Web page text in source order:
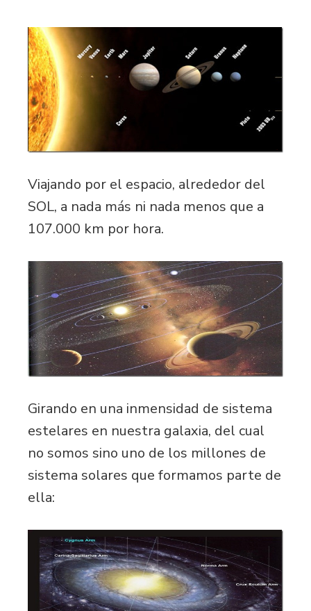
Viajando por el espacio, alrededor del
SOL, a nada más ni nada menos que a
107.000 km por hora.
Girando en una inmensidad de sistema
estelares en nuestra galaxia, del cual
no somos sino uno de los millones de
sistema solares que formamos parte de
ella: